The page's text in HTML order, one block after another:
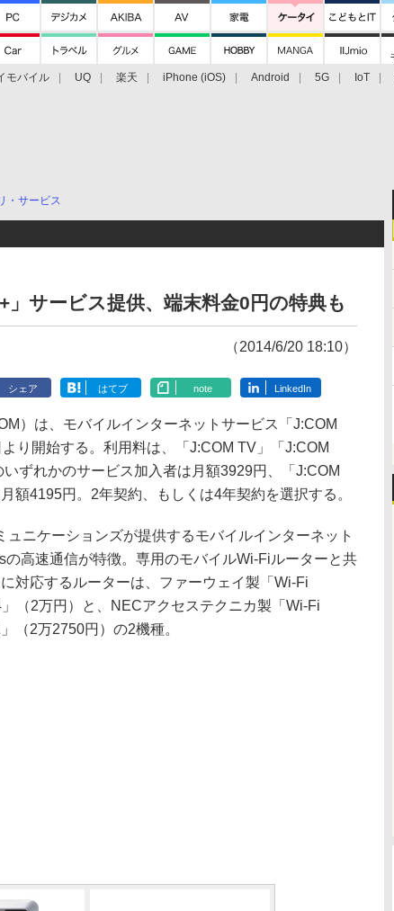
モバイル UQ 楽天 iPhone (iOS) Android 5G IoT
・サービス
サービス提供、端末料金0円の特典も
（2014/6/20 18:10）
シェア はてブ note LinkedIn
）は、モバイルインターネットサービス「J:COM
り開始する。利用料は、「J:COM TV」「J:COM
ずれかのサービス加入者は月額3929円、「J:COM
額4195円。2年契約、もしくは4年契約を選択する。
ニケーションズが提供するモバイルインターネット
高速通信が特徴。専用のモバイルWi-Fiルーターと共
対応するルーターは、ファーウェイ製「Wi-Fi
（2万円）と、NECアクセステクニカ製「Wi-Fi
（2万2750円）の2機種。